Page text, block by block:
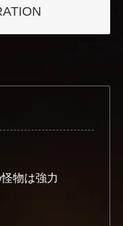
物は強力